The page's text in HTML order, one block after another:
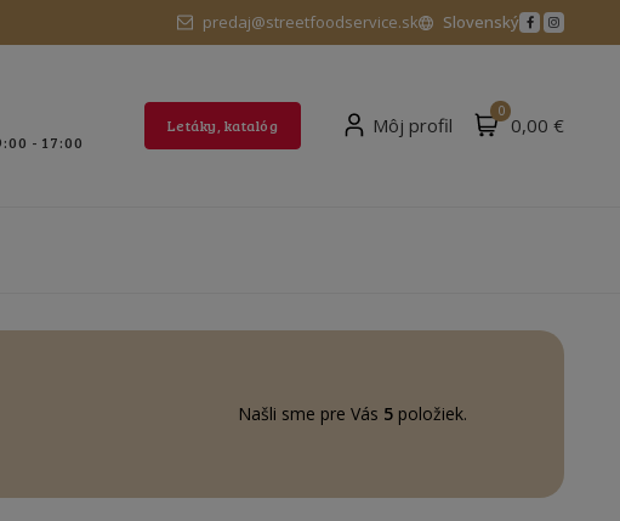
predaj@streetfoodservice.sk Slovenský
- 17:00
Letáky, katalóg Môj profil
0
0,00 €
Našli sme pre Vás 5 položiek.